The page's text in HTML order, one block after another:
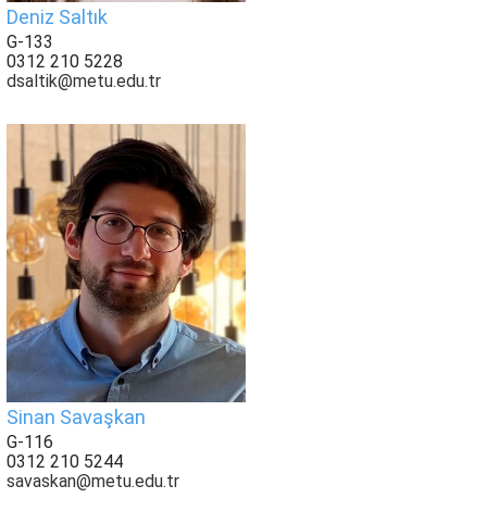
Deniz Saltık
G-133
0312 210 5228
dsaltik@metu.edu.tr
Sinan Savaşkan
G-116
0312 210 5244
savaskan@metu.edu.tr